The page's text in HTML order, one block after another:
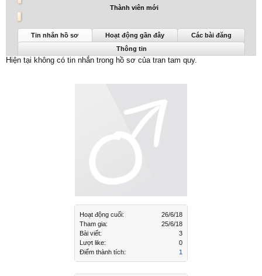
Hoạt động cuối:
26/6/18
Tham gia:
25/6/18
Bài viết:
3
Lượt like:
0
Điểm thành tích:
1
Thành viên mới
tran tam quy được nhìn thấy lần cuối: 26/6/18
Tin nhắn hồ sơ Hoạt động gần đây
Các bài đăng
Thông tin
Hiện tại không có tin nhắn trong hồ sơ của tran tam quy.